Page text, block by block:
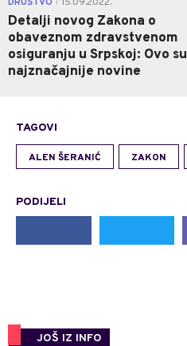
Detalji novog Zakona o
obaveznom zdravstvenom
osiguranju u Srpskoj: Ovo su
najznačajnije novine
TAGOVI
ALEN ŠERANIĆ ZAKON
PODIJELI
JOŠ IZ INFO